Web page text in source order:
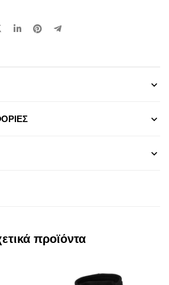
προϊόντα